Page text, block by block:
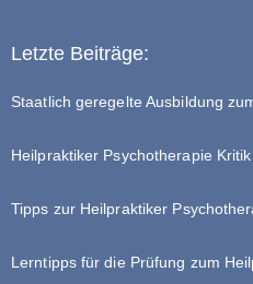
Letzte Beiträge:
Staatlich geregelte Ausbildung
Heilpraktiker Psychotherapie Kritik
Tipps zur Heilpraktiker
Lerntipps für die Prüfung zum